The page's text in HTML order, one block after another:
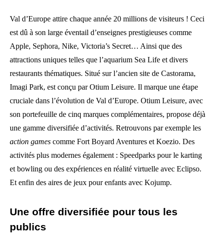
Val d’Europe attire chaque année 20 millions de visiteurs ! Ceci
est dû à son large éventail d’enseignes prestigieuses comme
Apple, Sephora, Nike, Victoria’s Secret… Ainsi que des
attractions uniques telles que l’aquarium Sea Life et divers
restaurants thématiques. Situé sur l’ancien site de Castorama,
Imagi Park, est conçu par Otium Leisure. Il marque une étape
cruciale dans l’évolution de Val d’Europe. Otium Leisure, avec
son portefeuille de cinq marques complémentaires, propose déjà
une gamme diversifiée d’activités. Retrouvons par exemple les
action games comme Fort Boyard Aventures et Koezio. Des
activités plus modernes également : Speedparks pour le karting
et bowling ou des expériences en réalité virtuelle avec Eclipso.
Et enfin des aires de jeux pour enfants avec Kojump.
Une offre diversifiée pour tous les
publics